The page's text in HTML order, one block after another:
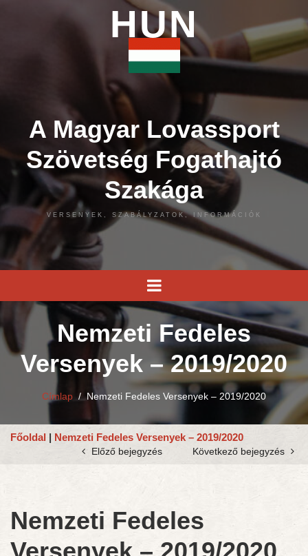
HUN
A Magyar Lovassport
Szövetség Fogathajtó
Szakága
VERSENYEK, SZABÁLYZATOK, INFORMÁCIÓK
Nemzeti Fedeles
Versenyek – 2019/2020
Címlap /Nemzeti Fedeles Versenyek – 2019/2020
Főoldal | Nemzeti Fedeles Versenyek – 2019/2020
Előző bejegyzés Következő bejegyzés
Nemzeti Fedeles